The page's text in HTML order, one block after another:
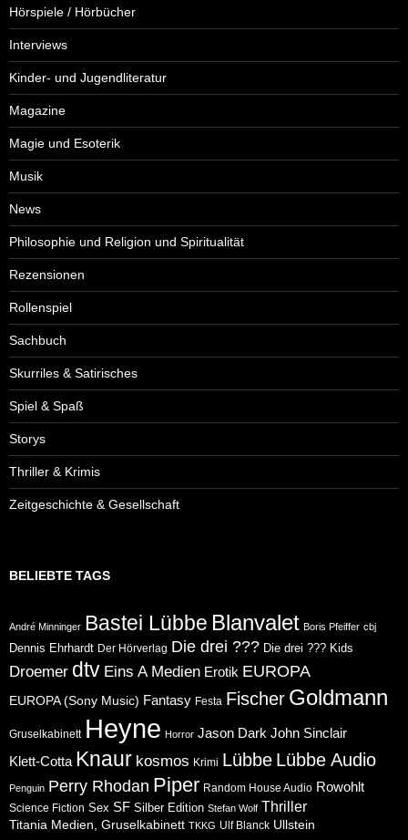
Hörspiele / Hörbücher
Interviews
Kinder- und Jugendliteratur
Magazine
Magie und Esoterik
Musik
News
Philosophie und Religion und Spiritualität
Rezensionen
Rollenspiel
Sachbuch
Skurriles & Satirisches
Spiel & Spaß
Storys
Thriller & Krimis
Zeitgeschichte & Gesellschaft
BELIEBTE TAGS
André Minninger Bastei Lübbe Blanvalet Boris Pfeiffer cbj
Dennis Ehrhardt Der Hörverlag Die drei ??? Die drei ??? Kids
Droemer dtv Eins A Medien Erotik EUROPA
EUROPA (Sony Music) Fantasy Festa Fischer Goldmann
Gruselkabinett Heyne Horror Jason Dark John Sinclair
Klett-Cotta Knaur kosmos Krimi Lübbe Lübbe Audio
Penguin Perry Rhodan Piper Random House Audio Rowohlt
Science Fiction Sex SF Silber Edition Stefan Wolf Thriller
Titania Medien, Gruselkabinett TKKG Ulf Blanck Ullstein